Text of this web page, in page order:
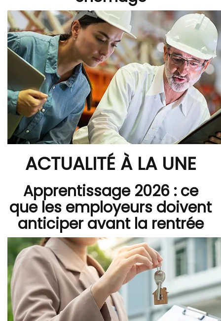
ACTUALITÉ À LA UNE
Apprentissage 2026 : ce
que les employeurs doivent
anticiper avant la rentrée